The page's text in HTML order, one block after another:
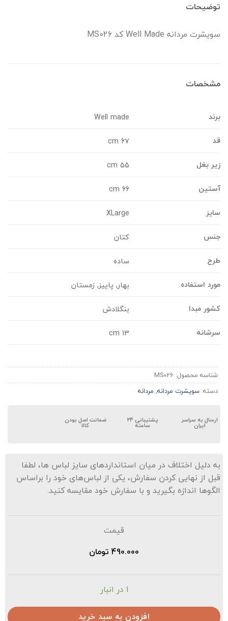
توضیحات
سویشرت مردانه Well Made کد MS026
مشخصات
برند
Well made
67 cm
زیر بغل
55 cm
آستین
سایز
XLarge
جنس
کتان
طرح
ساده
مورد استفاده
بهار, پاییز, زمستان
کشور مبدا
بنگلادش
سرشانه
شناسه محصول:MS026
دسته:سویشرت مردانه,مردانه
ارسال به سراسر
ایران
پشتیبانی ۲۴
ساعته
ضمانت اصل بودن
به دلیل اختلاف در میان استانداردهای سایز لباس ها، لطفا
قبل از نهایی کردن سفارش، یکی از لباس‌های خود را براساس
الگوها اندازه بگیرید و با سفارش خود مقایسه کنید.
قیمت
490.000 تومان
افزودن به سبد خرید